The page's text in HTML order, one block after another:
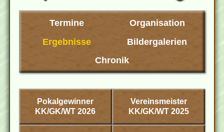
Termine
Organisation
Ergebnisse
Bildergalerien
Chronik
Pokalgewinner
KK/GK/WT 2026
Vereinsmeister
KK/GK/WT 2025